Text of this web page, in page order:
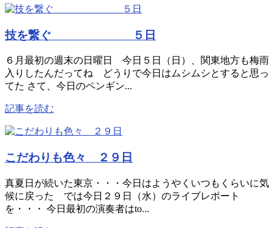
技を繋ぐ ５日
６月最初の週末の日曜日 今日５日（日）、関東地方も梅雨
入りしたんだってね どうりで今日はムシムシとすると思っ
てた さて、今日のペンギン...
記事を読む
こだわりも色々 ２９日
真夏日が続いた東京・・・今日はようやくいつもくらいに気
候に戻った では今日２９日（水）のライブレポート
を・・・ 今日最初の演奏者はto...